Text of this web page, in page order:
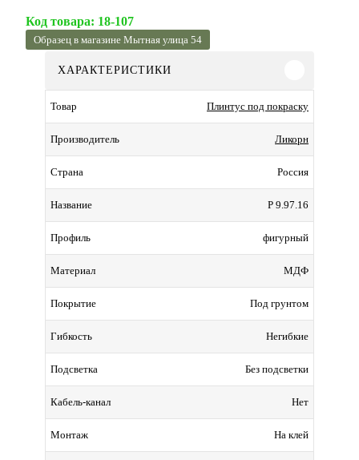
Код товара: 18-107
Образец в магазине Мытная улица 54
ХАРАКТЕРИСТИКИ
Товар Плинтус под покраску
Производитель Ликорн
Страна Россия
Название Р 9.97.16
Профиль фигурный
Материал МДФ
Покрытие Под грунтом
Гибкость Негибкие
Подсветка Без подсветки
Кабель-канал Нет
Монтаж На клей